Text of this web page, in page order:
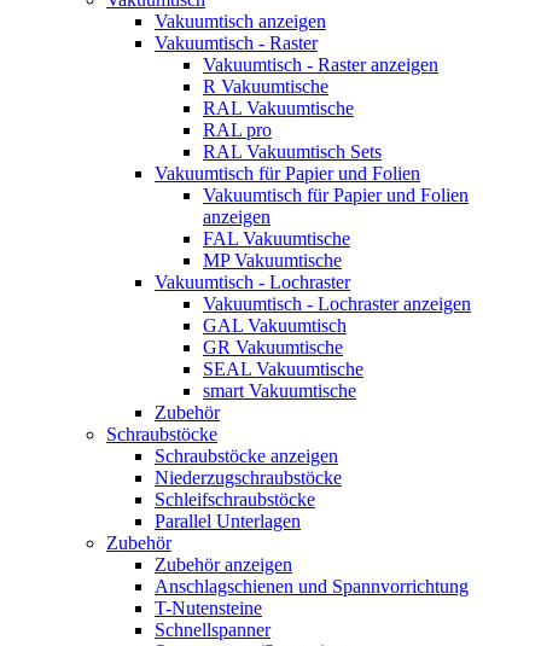
Vakuumtisch anzeigen
Vakuumtisch - Raster
Vakuumtisch - Raster anzeigen
R Vakuumtische
RAL Vakuumtische
RAL pro
RAL Vakuumtisch Sets
Vakuumtisch für Papier und Folien
Vakuumtisch für Papier und Folien
anzeigen
FAL Vakuumtische
MP Vakuumtische
Vakuumtisch - Lochraster
Vakuumtisch - Lochraster anzeigen
GAL Vakuumtisch
GR Vakuumtische
SEAL Vakuumtische
smart Vakuumtische
Zubehör
Schraubstöcke
Schraubstöcke anzeigen
Niederzugschraubstöcke
Schleifschraubstöcke
Parallel Unterlagen
Zubehör
Zubehör anzeigen
Anschlagschienen und Spannvorrichtung
T-Nutensteine
Schnellspanner